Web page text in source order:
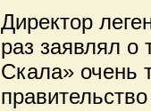
Директор
раз заявлял
Скала» очень